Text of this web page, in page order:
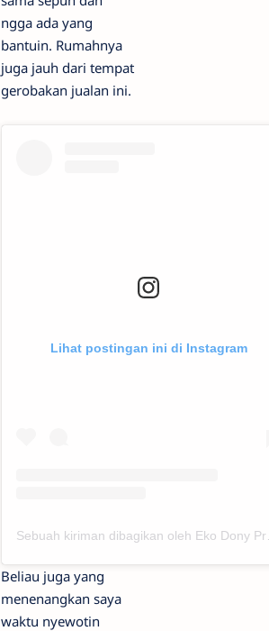
ngga ada yang
bantuin. Rumahnya
juga jauh dari tempat
gerobakan jualan ini.
Lihat postingan ini di Instagram
Beliau juga yang
menenangkan saya
waktu nyewotin